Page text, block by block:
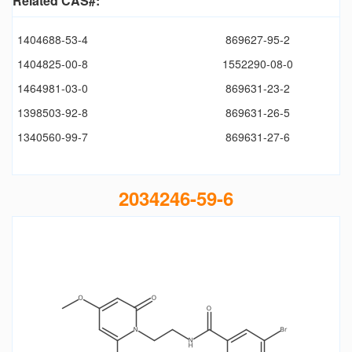
1404688-53-4
869627-95-2
1404825-00-8
1552290-08-0
1464981-03-0
869631-23-2
1398503-92-8
869631-26-5
1340560-99-7
869631-27-6
2034246-59-6